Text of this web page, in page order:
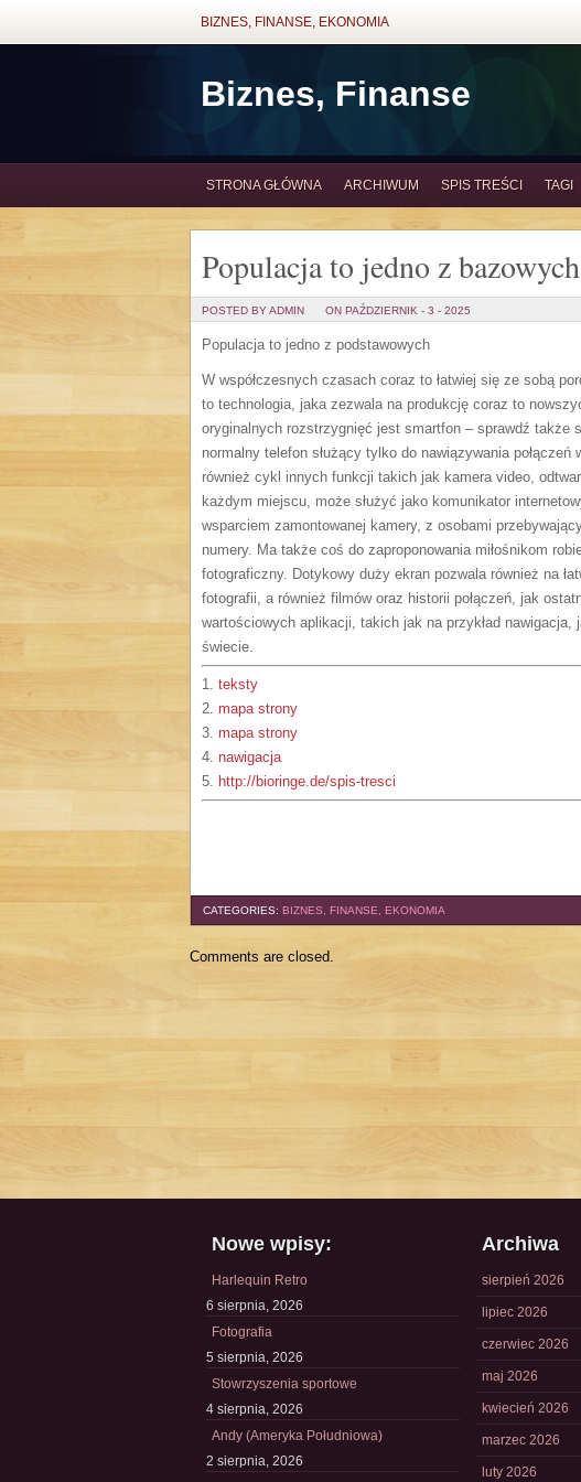
BIZNES, FINANSE, EKONOMIA
Biznes, Finanse
STRONA GŁÓWNA ARCHIWUM SPIS TREŚCI TAGI
Populacja to jedno z bazowych
POSTED BY ADMIN ON PAŹDZIERNIK - 3 - 2025
Populacja to jedno z podstawowych
W współczesnych czasach coraz to łatwiej się ze sobą
to technologia, jaka zezwala na produkcję coraz to
oryginalnych rozstrzygnięć jest smartfon – sprawdź także
normalny telefon służący tylko do nawiązywania
również cykl innych funkcji takich jak kamera video,
każdym miejscu, może służyć jako komunikator
wsparciem zamontowanej kamery, z osobami
numery. Ma także coś do zaproponowania miłośnikom
fotograficzny. Dotykowy duży ekran pozwala również na
fotografii, a również filmów oraz historii połączeń, jak
wartościowych aplikacji, takich jak na przykład nawigacja,
świecie.
1. teksty
2. mapa strony
3. mapa strony
4. nawigacja
5. http://bioringe.de/spis-tresci
CATEGORIES: BIZNES, FINANSE, EKONOMIA
Comments are closed.
Nowe wpisy:
Harlequin Retro
6 sierpnia, 2026
Fotografia
5 sierpnia, 2026
Stowrzyszenia sportowe
4 sierpnia, 2026
Andy (Ameryka Południowa)
2 sierpnia, 2026
Archiwa
sierpień 2026
lipiec 2026
czerwiec 2026
maj 2026
kwiecień 2026
marzec 2026
luty 2026